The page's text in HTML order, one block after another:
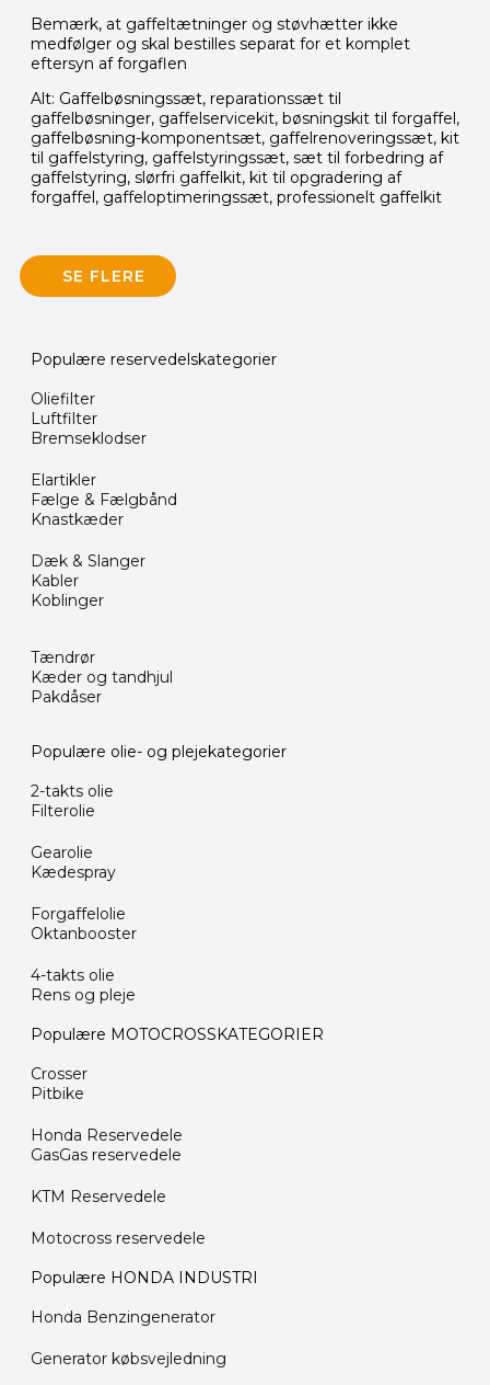
Bemærk, at gaffeltætninger og støvhætter ikke
medfølger og skal bestilles separat for et komplet
eftersyn af forgaflen
Alt: Gaffelbøsningssæt, reparationssæt til
gaffelbøsninger, gaffelservicekit, bøsningskit til forgaffel,
gaffelbøsning-komponentsæt, gaffelrenoveringssæt, kit
til gaffelstyring, gaffelstyringssæt, sæt til forbedring af
gaffelstyring, slørfri gaffelkit, kit til opgradering af
forgaffel, gaffeloptimeringssæt, professionelt gaffelkit
SE FLERE
Populære reservedelskategorier
Oliefilter
Luftfilter
Bremseklodser
Elartikler
Fælge & Fælgbånd
Knastkæder
Dæk & Slanger
Kabler
Koblinger
Tændrør
Kæder og tandhjul
Pakdåser
Populære olie- og plejekategorier
2-takts olie
Filterolie
Gearolie
Kædespray
Forgaffelolie
Oktanbooster
4-takts olie
Rens og pleje
Populære MOTOCROSSKATEGORIER
Crosser
Pitbike
Honda Reservedele
GasGas reservedele
KTM Reservedele
Motocross reservedele
Populære HONDA INDUSTRI
Honda Benzingenerator
Generator købsvejledning